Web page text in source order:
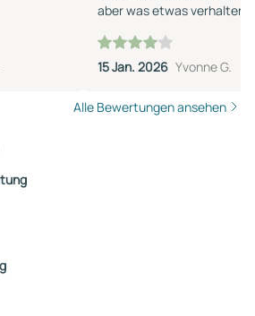
aber was etwas verhalten
voraussichtlich keinen
machen - zu viel Auswahl
15 Jan. 2026 Yvonne G.
Alle Bewertungen ansehen